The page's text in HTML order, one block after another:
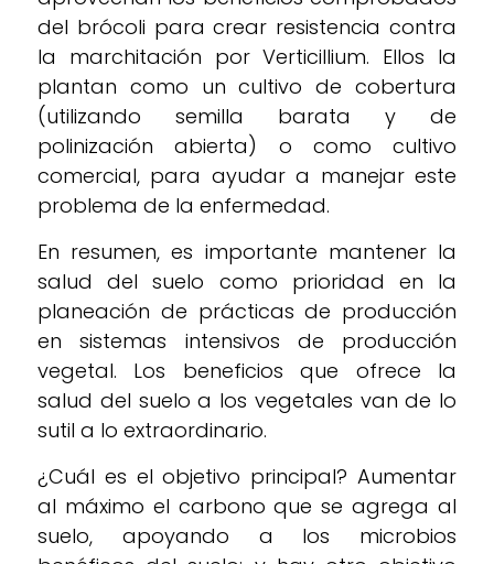
del brócoli para crear resistencia contra
la marchitación por Verticillium. Ellos la
plantan como un cultivo de cobertura
(utilizando semilla barata y de
polinización abierta) o como cultivo
comercial, para ayudar a manejar este
problema de la enfermedad.
En resumen, es importante mantener la
salud del suelo como prioridad en la
planeación de prácticas de producción
en sistemas intensivos de producción
vegetal. Los beneficios que ofrece la
salud del suelo a los vegetales van de lo
sutil a lo extraordinario.
¿Cuál es el objetivo principal? Aumentar
al máximo el carbono que se agrega al
suelo, apoyando a los microbios